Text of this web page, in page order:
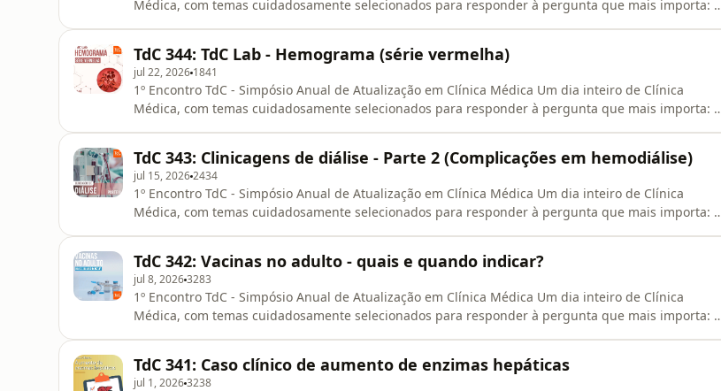
Médica, com temas cuidadosamente selecionados para responder à pergunta que mais importa: o
em São Paulo no dia
TdC 344: TdC Lab - Hemograma (série vermelha)
jul 22, 2026 1841
1º Encontro TdC - Simpósio Anual de Atualização em Clínica Médica Um dia inteiro de Clínica
Médica, com temas cuidadosamente selecionados para responder à pergunta que mais importa: o
em São Paulo no dia
TdC 343: Clinicagens de diálise - Parte 2 (Complicações em hemodiálise)
jul 15, 20262434
1º Encontro TdC - Simpósio Anual de Atualização em Clínica Médica Um dia inteiro de Clínica
Médica, com temas cuidadosamente selecionados para responder à pergunta que mais importa: o
em São Paulo no dia
TdC 342: Vacinas no adulto - quais e quando indicar?
jul 8, 20263283
1º Encontro TdC - Simpósio Anual de Atualização em Clínica Médica Um dia inteiro de Clínica
Médica, com temas cuidadosamente selecionados para responder à pergunta que mais importa: o
em São Paulo no dia
TdC 341: Caso clínico de aumento de enzimas hepáticas
jul 1, 20263238